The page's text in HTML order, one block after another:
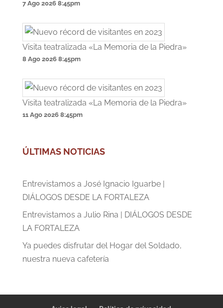
7 Ago 2026 8:45pm
Visita teatralizada «La Memoria de la Piedra»
8 Ago 2026 8:45pm
Visita teatralizada «La Memoria de la Piedra»
11 Ago 2026 8:45pm
ÚLTIMAS NOTICIAS
Entrevistamos a José Ignacio Iguarbe |
DIÁLOGOS DESDE LA FORTALEZA
Entrevistamos a Julio Rina | DIÁLOGOS DESDE
LA FORTALEZA
Ya puedes disfrutar del Hogar del Soldado,
nuestra nueva cafetería